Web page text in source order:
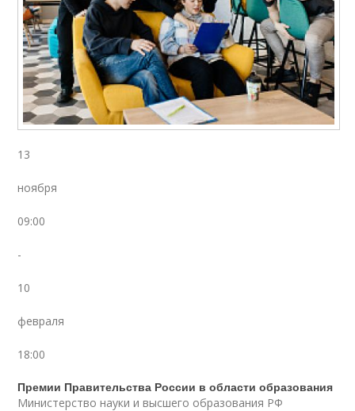
13
ноября
09:00
-
10
февраля
18:00
Премии Правительства России в области образования
Министерство науки и высшего образования РФ